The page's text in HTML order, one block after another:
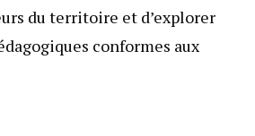
du territoire et d’explorer
conformes aux